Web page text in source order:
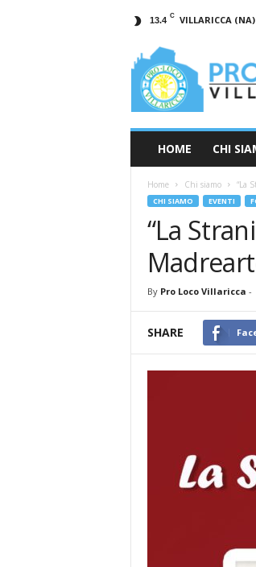
13.4 C VILLARICCA (NA)
Loco
Villaricca
Eventi
Notizie
Villaricca
HOME CHI
Home Chi siamo “La
CHI SIAMO EVENTI
“La
By Pro Loco Villaricca -
SHARE